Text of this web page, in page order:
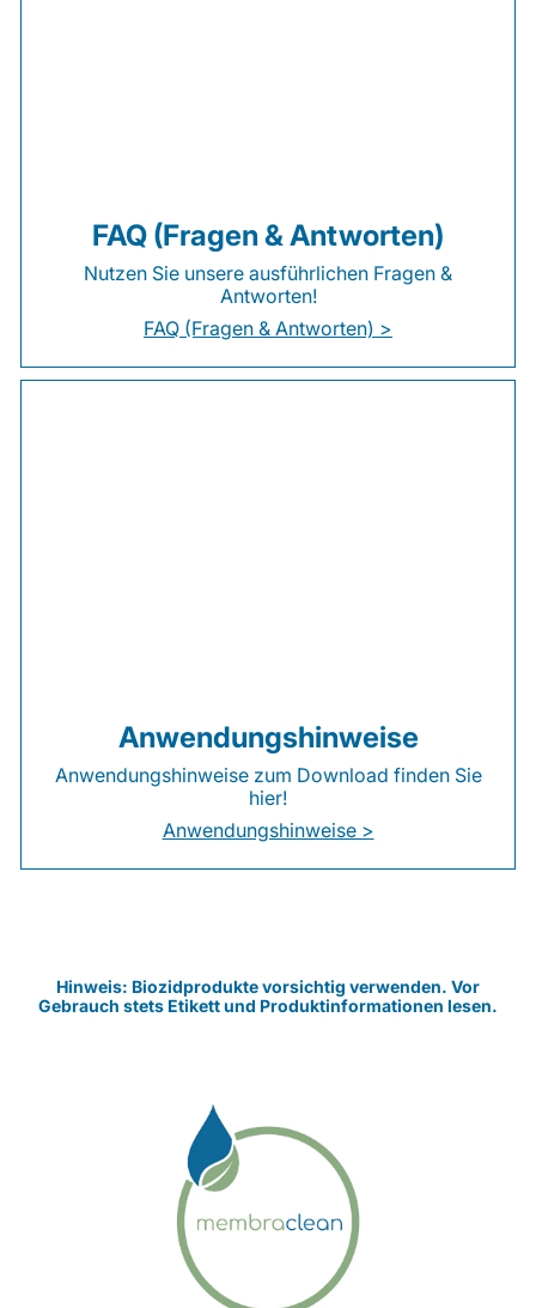
FAQ (Fragen & Antworten)
Nutzen Sie unsere ausführlichen Fragen &
Antworten!
FAQ (Fragen & Antworten) >
Anwendungshinweise
Anwendungshinweise zum Download finden Sie
hier!
Anwendungshinweise >
Hinweis: Biozidprodukte vorsichtig verwenden. Vor
Gebrauch stets Etikett und Produktinformationen lesen.